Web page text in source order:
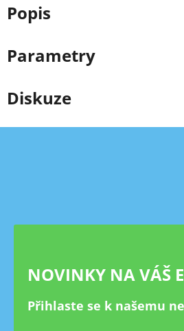
Popis
Parametry
Diskuze
Z
NOVINKY NA VÁŠ
Přihlaste se k našemu